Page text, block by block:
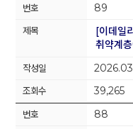
89
[이데일
취약계
39,265
88